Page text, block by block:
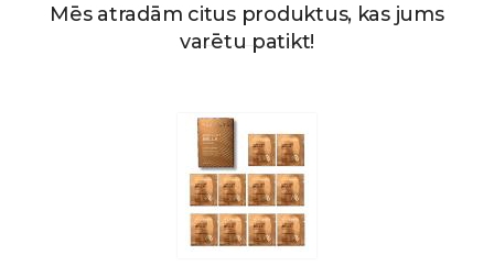
Mēs atradām citus produktus, kas jums
varētu patikt!